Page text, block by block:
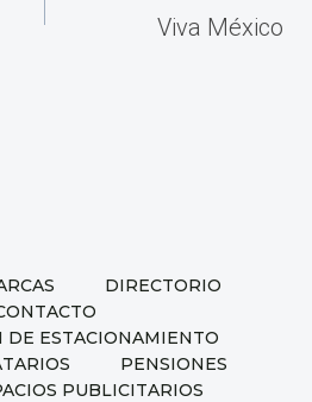
Viva México
DIRECTORIO
DE ESTACIONAMIENTO
PENSIONES
PUBLICITARIOS